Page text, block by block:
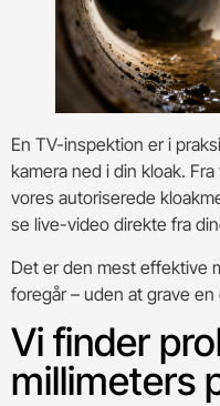
En TV-inspektion er i
kamera ned i din kloak.
vores autoriserede
se live-video direkte fra
Det er den mest effektive
foregår – uden at grave
Vi finder
millimeters